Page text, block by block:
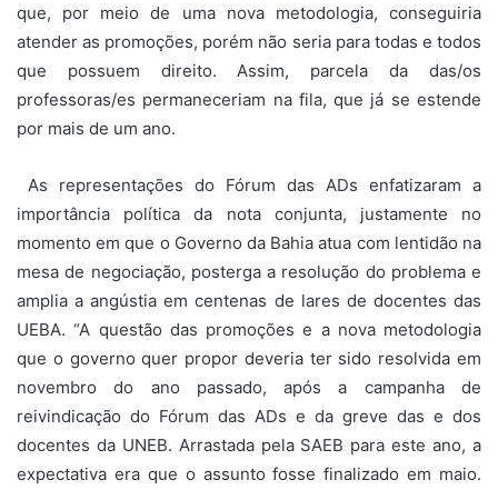
que, por meio de uma nova metodologia, conseguiria
atender as promoções, porém não seria para todas e todos
que possuem direito. Assim, parcela da das/os
professoras/es permaneceriam na fila, que já se estende
por mais de um ano.
As representações do Fórum das ADs enfatizaram a
importância política da nota conjunta, justamente no
momento em que o Governo da Bahia atua com lentidão na
mesa de negociação, posterga a resolução do problema e
amplia a angústia em centenas de lares de docentes das
UEBA. “A questão das promoções e a nova metodologia
que o governo quer propor deveria ter sido resolvida em
novembro do ano passado, após a campanha de
reivindicação do Fórum das ADs e da greve das e dos
docentes da UNEB. Arrastada pela SAEB para este ano, a
expectativa era que o assunto fosse finalizado em maio.